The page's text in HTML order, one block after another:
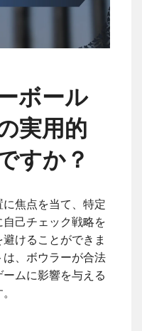
ボール
実用的
すか？
焦点を当て、特定
己チェック戦略を
けることができま
、ボウラーが合法
ムに影響を与える